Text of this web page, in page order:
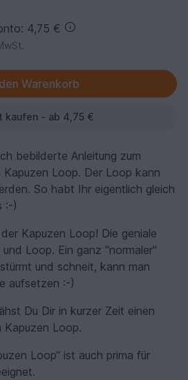
4,75 €
kaufen - ab 4,75 €
bebilderte Anleitung zum
Kapuzen Loop. Der Loop kann
So habt Ihr eigentlich gleich
:-)
Kapuzen Loop! Die geniale
Loop. Ein ganz "normaler"
und schneit, kann man
aufsetzen :-)
Du Dir in kurzer Zeit einen
Kapuzen Loop.
Loop“ ist auch prima für